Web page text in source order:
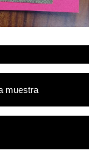
muestra